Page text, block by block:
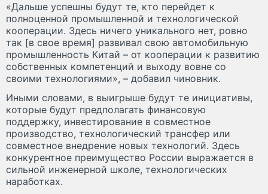
«Дальше успешны будут те, кто перейдет к
полноценной промышленной и технологической
кооперации. Здесь ничего уникального нет, ровно
так [в свое время] развивал свою автомобильную
промышленность Китай – от кооперации к развитию
собственных компетенций и выходу вовне со
своими технологиями», – добавил чиновник.
Иными словами, в выигрыше будут те инициативы,
которые будут предполагать финансовую
поддержку, инвестирование в совместное
производство, технологический трансфер или
совместное внедрение новых технологий. Здесь
конкурентное преимущество России выражается в
сильной инженерной школе, технологических
наработках.